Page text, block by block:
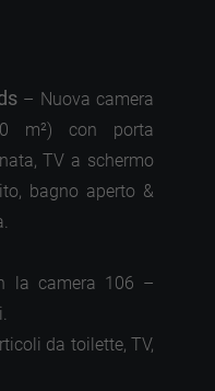
– Nuova camera
m²) con porta
TV a schermo
bagno aperto &
la camera 106 –
da toilette, TV,